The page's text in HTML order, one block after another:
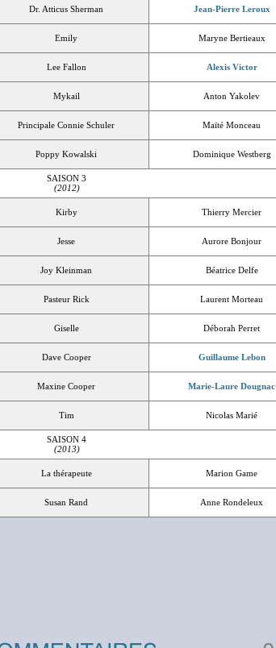
Dr. Atticus Sherman Jean-Pierre Leroux
Emily Maryne Bertieaux
Lee Fallon Alexis Victor
Mykail Anton Yakolev
Principale Connie Schuler Maïté Monceau
Poppy Kowalski Dominique Westberg
SAISON 3
(2012)
Kirby Thierry Mercier
Jesse Aurore Bonjour
Joy Kleinman Béatrice Delfe
Pasteur Rick Laurent Morteau
Giselle Déborah Perret
Dave Cooper Guillaume Lebon
Maxine Cooper Marie-Laure Dougnac
Tim Nicolas Marié
SAISON 4
(2013)
La thérapeute Marion Game
Susan Rand Anne Rondeleux